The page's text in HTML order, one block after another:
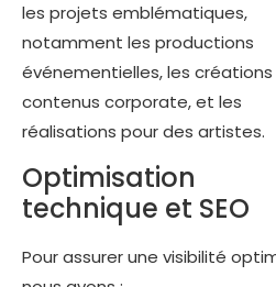
les projets emblématiques,
notamment les productions
événementielles, les
contenus corporate, et les
réalisations pour des artistes.
Optimisation
technique et SEO
Pour assurer une visibilité